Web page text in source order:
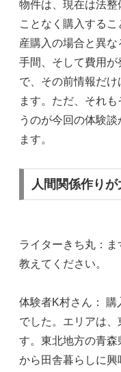
物件は、現在は法
ことなく購入する
産購入の場合と異
手間、そして費用
で、その前情報だ
ます。ただ、それ
うのが今回の体験
ます。
人間関係作りが
ライターきち丸：
教えてください。
体験者K村さん： 購
でした。エリアは
す。東北地方の青
から田舎暮らしに